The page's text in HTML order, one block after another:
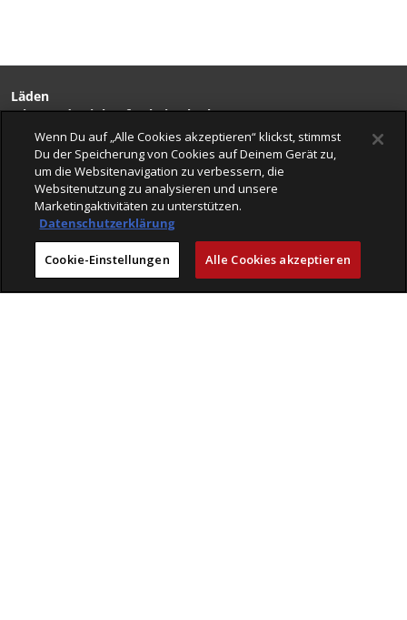
Läden
Mit Freude einkaufen bei Veloplus
Geprüfte Leistungen
Beratung & Service
Kompetenz
Erlebnis
Veloplus
Engagement
Karriere
Wenn Du auf „Alle Cookies akzeptieren“ klickst, stimmst
Du der Speicherung von Cookies auf Deinem Gerät zu,
um die Websitenavigation zu verbessern, die
Websitenutzung zu analysieren und unsere
Marketingaktivitäten zu unterstützen.
Datenschutzerklärung
Cookie-Einstellungen Alle Cookies akzeptieren